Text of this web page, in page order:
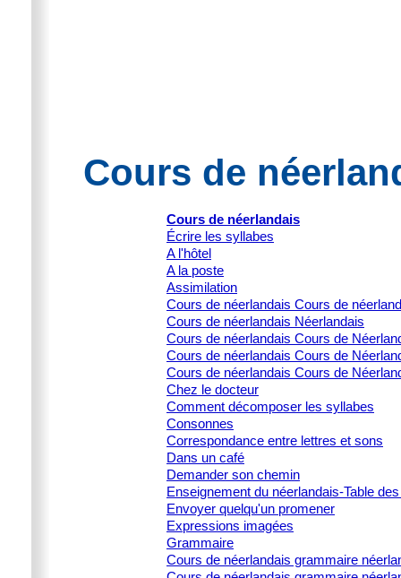
Cours de
Cours de néerlandais
Écrire les syllabes
A l'hôtel
A la poste
Assimilation
Cours de néerlandais Cours de
Cours de néerlandais Néerlandais
Cours de néerlandais Cours de
Cours de néerlandais Cours de
Cours de néerlandais Cours de
Chez le docteur
Comment décomposer les syllabes
Consonnes
Correspondance entre lettres et sons
Dans un café
Demander son chemin
Enseignement du néerlandais-Table
Envoyer quelqu'un promener
Expressions imagées
Grammaire
Cours de néerlandais grammaire